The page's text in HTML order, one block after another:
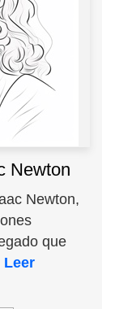
Newton
Newton,
que
Leer